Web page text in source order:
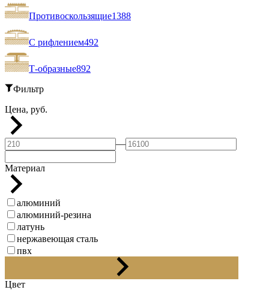
Противоскользящие1388
С рифлением492
Т-образные892
Фильтр
Цена, руб.
—
Материал
алюминий
алюминий-резина
латунь
нержавеющая сталь
пвх
Цвет